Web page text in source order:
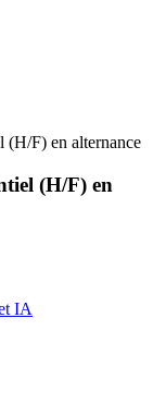
(H/F) en alternance
(H/F) en
IA